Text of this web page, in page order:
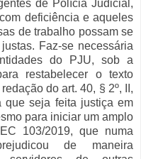
de Polícia Judicial,
deficiência e aqueles
de trabalho possam se
Faz-se necessária
do PJU, sob a
restabelecer o texto
do art. 40, § 2º, II,
que seja feita justiça em
para iniciar um amplo
103/2019, que numa
de maneira